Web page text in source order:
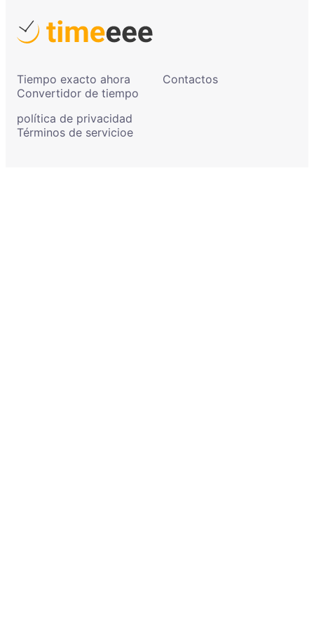
Tiempo exacto ahora
Convertidor de tiempo
Contactos
política de privacidad
Términos de servicioe